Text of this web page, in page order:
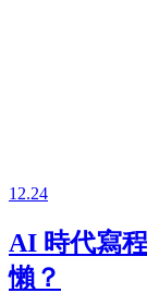
12.24
AI 時代寫
懶？